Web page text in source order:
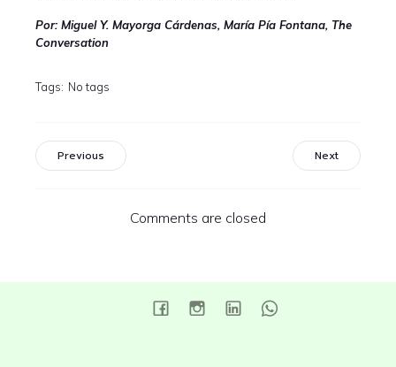
Por: Miguel Y. Mayorga Cárdenas, María Pía Fontana, The
Conversation
Tags: No tags
Previous Next
Comments are closed